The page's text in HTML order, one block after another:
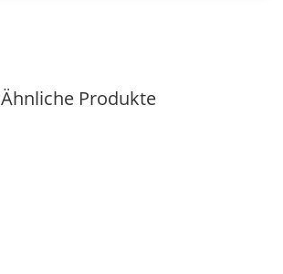
Ähnliche Produkte